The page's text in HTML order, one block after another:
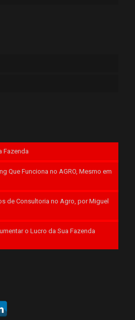
Fazenda
Que Funciona no AGRO, Mesmo em
de Consultoria no Agro, por Miguel
o Lucro da Sua Fazenda